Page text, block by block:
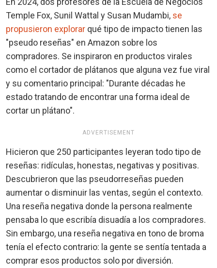
Temple Fox, Sunil Wattal y Susan Mudambi, se
propusieron explorar qué tipo de impacto tienen las
"pseudo reseñas" en Amazon sobre los
compradores. Se inspiraron en productos virales
como el cortador de plátanos que alguna vez fue viral
y su comentario principal: "Durante décadas he
estado tratando de encontrar una forma ideal de
cortar un plátano".
ADVERTISEMENT
Hicieron que 250 participantes leyeran todo tipo de
reseñas: ridículas, honestas, negativas y positivas.
Descubrieron que las pseudorreseñas pueden
aumentar o disminuir las ventas, según el contexto.
Una reseña negativa donde la persona realmente
pensaba lo que escribía disuadía a los compradores.
Sin embargo, una reseña negativa en tono de broma
tenía el efecto contrario: la gente se sentía tentada a
comprar esos productos solo por diversión.